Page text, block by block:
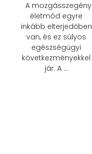
A mozgásszegény
életmód egyre
inkább elterjedőben
van, és ez súlyos
egészségügyi
következményekkel
jár. A …